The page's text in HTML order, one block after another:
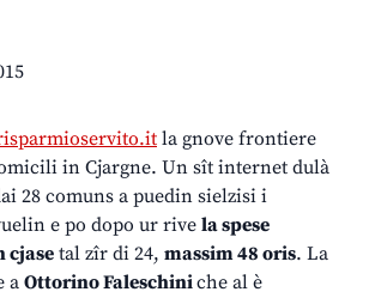
la gnove frontiere
in Cjargne. Un sît internet dulà
28 comuns a puedin sielzisi i
e po dopo ur rive la spese
cjase tal zîr di 24, massim 48 oris. La
aOttorino Faleschiniche al è